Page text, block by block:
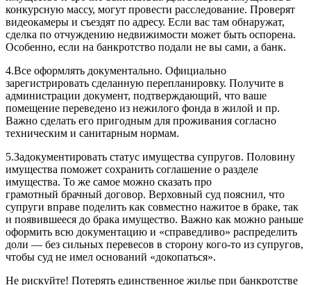
конкурсную массу, могут провести расследование. Проверят
видеокамеры и съездят по адресу. Если вас там обнаружат,
сделка по отчуждению недвижимости может быть оспорена.
Особенно, если на банкротство подали не вы сами, а банк.
4.Все оформлять документально. Официально
зарегистрировать сделанную перепланировку. Получите в
администрации документ, подтверждающий, что ваше
помещение переведено из нежилого фонда в жилой и пр.
Важно сделать его пригодным для проживания согласно
техническим и санитарным нормам.
5.Задокументировать статус имущества супругов. Половину
имущества поможет сохранить соглашение о разделе
имущества. То же самое можно сказать про
грамотный брачный договор. Верховный суд пояснил, что
супруги вправе поделить как совместно нажитое в браке, так
и появившееся до брака имущество. Важно как можно раньше
оформить всю документацию и «справедливо» распределить
доли — без сильных перевесов в сторону кого-то из супругов,
чтобы суд не имел оснований «докопаться».
Не рискуйте! Потерять единственное жилье при банкротстве